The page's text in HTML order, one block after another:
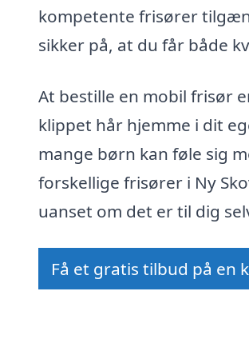
kompetente frisører
sikker på, at du får både
At bestille en mobil frisør
klippet hår hjemme i dit
mange børn kan føle sig
forskellige frisører i Ny
uanset om det er til dig
Få et gratis tilbud på en